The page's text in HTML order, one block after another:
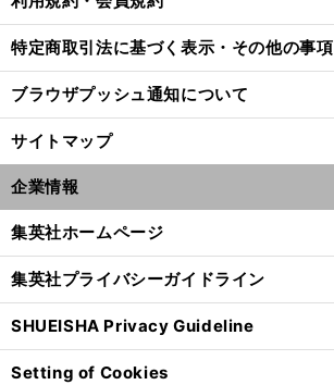
特定商取引法に基づく表示・その他の事項
ブラウザプッシュ通知について
サイトマップ
企業情報
集英社ホームページ
集英社プライバシーガイドライン
SHUEISHA Privacy Guideline
Setting of Cookies